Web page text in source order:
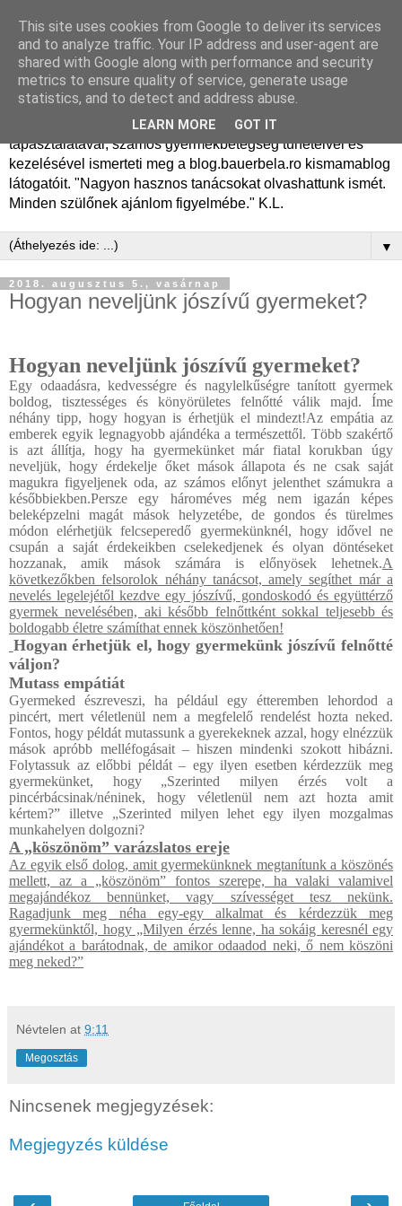
Dr. Bauer Béla Ph.D.
gyermekgyógyász
Dr. Bauer Béla Ph.D. gyermekgyógyász főorvos, 50 éves
tapasztalatával, számos gyermekbetegség tüneteivel és
kezelésével ismerteti meg a blog.bauerbela.ro kismamablog
látogatóit. "Nagyon hasznos tanácsokat olvashattunk ismét.
Minden szülőnek ajánlom figyelmébe." K.L.
▼
2018. augusztus 5., vasárnap
Hogyan neveljünk jószívű gyermeket?
Hogyan neveljünk jószívű gyermeket?
Egy odaadásra, kedvességre és nagylelkűségre tanított gyermek
boldog, tisztességes és könyörületes felnőtté válik majd. Íme
néhány tipp, hogy hogyan is érhetjük el mindezt!Az empátia az
emberek egyik legnagyobb ajándéka a természettől. Több szakértő
is azt állítja, hogy ha gyermekünket már fiatal korukban úgy
neveljük, hogy érdekelje őket mások állapota és ne csak saját
magukra figyeljenek oda, az számos előnyt jelenthet számukra a
későbbiekben.Persze egy hároméves még nem igazán képes
beleképzelni magát mások helyzetébe, de gondos és türelmes
módon elérhetjük felcseperedő gyermekünknél, hogy idővel ne
csupán a saját érdekeikben cselekedjenek és olyan döntéseket
hozzanak, amik mások számára is előnyösek lehetnek.A
következőkben felsorolok néhány tanácsot, amely segíthet már a
nevelés legelejétől kezdve egy jószívű, gondoskodó és együttérző
gyermek nevelésében, aki később felnőttként sokkal teljesebb és
boldogabb életre számíthat ennek köszönhetően!
Hogyan érhetjük el, hogy gyermekünk jószívű felnőtté
váljon?
Mutass empátiát
Gyermeked észreveszi, ha például egy étteremben lehordod a
pincért, mert véletlenül nem a megfelelő rendelést hozta neked.
Fontos, hogy példát mutassunk a gyerekeknek azzal, hogy elnézzük
mások apróbb melléfogásait – hiszen mindenki szokott hibázni.
Folytassuk az előbbi példát – egy ilyen esetben kérdezzük meg
gyermekünket, hogy „Szerinted milyen érzés volt a
pincérbácsinak/néninek, hogy véletlenül nem azt hozta amit
kértem?” illetve „Szerinted milyen lehet egy ilyen mozgalmas
munkahelyen dolgozni?
A „köszönöm” varázslatos ereje
Az egyik első dolog, amit gyermekünknek megtanítunk a köszönés
mellett, az a „köszönöm” fontos szerepe, ha valaki valamivel
megajándékoz bennünket, vagy szívességet tesz nekünk.
Ragadjunk meg néha egy-egy alkalmat és kérdezzük meg
gyermekünktől, hogy „Milyen érzés lenne, ha sokáig keresnél egy
ajándékot a barátodnak, de amikor odaadod neki, ő nem köszöni
meg neked?”
Névtelen at 9:11
Megosztás
Nincsenek megjegyzések:
Megjegyzés küldése
This site uses cookies from Google to deliver its services
and to analyze traffic. Your IP address and user-agent are
shared with Google along with performance and security
metrics to ensure quality of service, generate usage
statistics, and to detect and address abuse.
LEARN MORE GOT IT